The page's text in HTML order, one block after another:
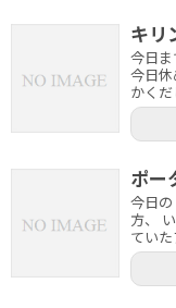
キリ
今日
今日
かく
ポー
今日
方、
てい